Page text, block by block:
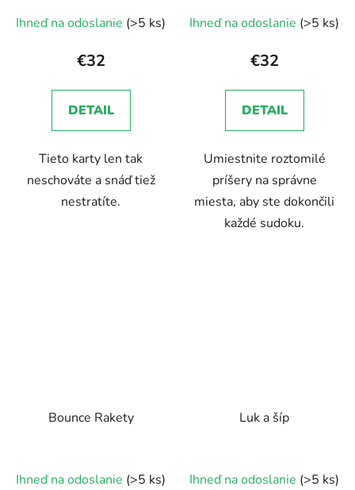
Ihneď na odoslanie (>5 ks)
€32
DETAIL
Tieto karty len tak
neschováte a snáď tiež
nestratíte.
Ihneď na odoslanie (>5 ks)
€32
DETAIL
Umiestnite roztomilé
príšery na správne
miesta, aby ste dokončili
každé sudoku.
Bounce Rakety
Ihneď na odoslanie (>5 ks)
Luk a šíp
Ihneď na odoslanie (>5 ks)